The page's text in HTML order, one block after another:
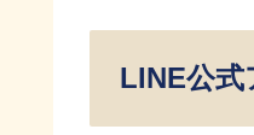
LINE公